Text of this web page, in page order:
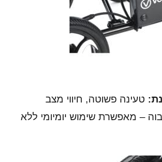
טעינה פשוטה, חיווי מצב
– מאפשרת שימוש יומיומי ללא